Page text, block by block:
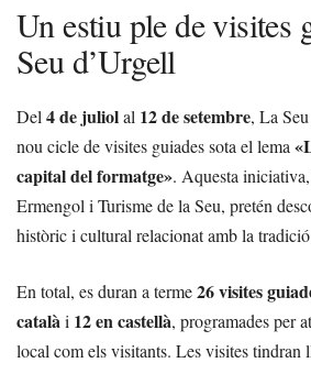
Un estiu ple de visites
Seu d’Urgell
Del 4 de juliolal 12 de setembre, La
nou cicle de visites guiades sota el lema
capital del formatge». Aquesta
Ermengol i Turisme de la Seu, pretén
històric i cultural relacionat amb la
En total, es duran a terme26 visites
catalài 12 en castellà, programades per
local com els visitants. Les visites tindran